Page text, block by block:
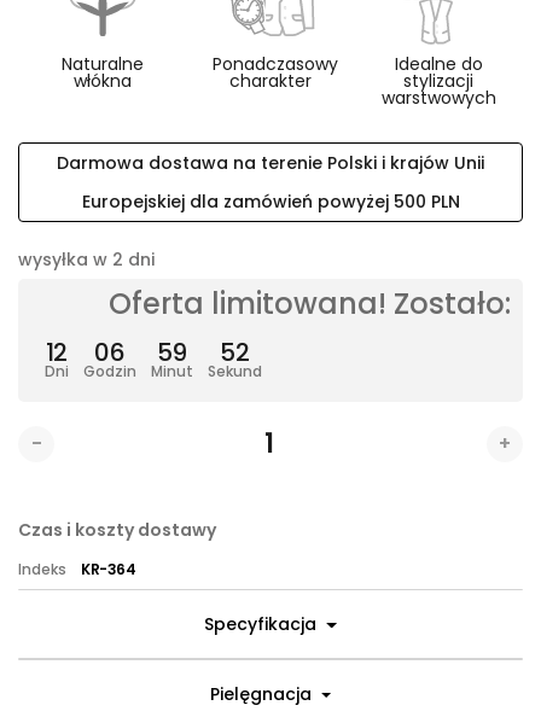
Naturalne
włókna
Ponadczasowy
charakter
Idealne do
stylizacji
warstwowych
Darmowa dostawa na terenie Polski i krajów Unii
Europejskiej dla zamówień powyżej 500 PLN
wysyłka w 2 dni
Oferta limitowana! Zostało:
12
Dni
06
Godzin
59
Minut
51
Sekund
- +
Czas i koszty dostawy
Indeks KR-364
Specyfikacja
Pielęgnacja